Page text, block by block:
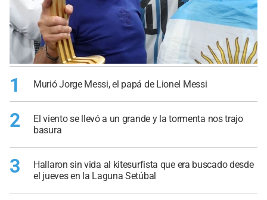
1 Murió Jorge Messi, el papá de Lionel Messi
2
El viento se llevó a un grande y la tormenta nos trajo
basura
3
Hallaron sin vida al kitesurfista que era buscado desde
el jueves en la Laguna Setúbal